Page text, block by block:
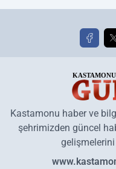
Kastamonu haber ve
şehrimizden güncel
gelişmelerini